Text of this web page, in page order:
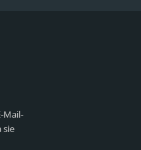
Mail-
sie